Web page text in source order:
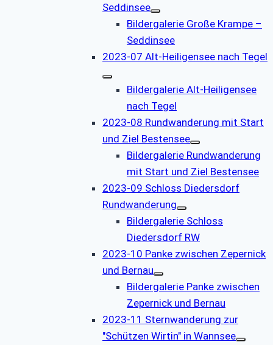
Seddinsee
Bildergalerie Große Krampe –
Seddinsee
2023-07 Alt-Heiligensee nach Tegel
Bildergalerie Alt-Heiligensee
nach Tegel
2023-08 Rundwanderung mit Start
und Ziel Bestensee
Bildergalerie Rundwanderung
mit Start und Ziel Bestensee
2023-09 Schloss Diedersdorf
Rundwanderung
Bildergalerie Schloss
Diedersdorf RW
2023-10 Panke zwischen Zepernick
und Bernau
Bildergalerie Panke zwischen
Zepernick und Bernau
2023-11 Sternwanderung zur
"Schützen Wirtin" in Wannsee